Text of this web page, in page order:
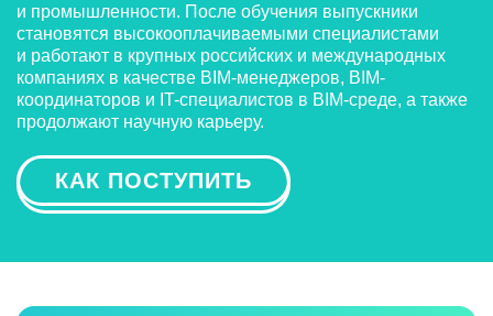
и промышленности. После обучения выпускники
становятся высокооплачиваемыми специалистами
и работают в крупных российских и международных
компаниях в качестве BIM-менеджеров, BIM-
координаторов и IT-специалистов в BIM-среде, а также
продолжают научную карьеру.
КАК ПОСТУПИТЬ